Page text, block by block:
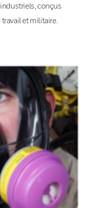
conçus
et militaire.